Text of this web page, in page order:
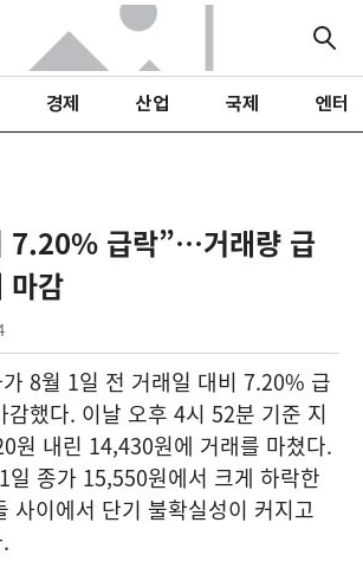
경제 산업 국제 엔터
7.20% 급락”…거래량 급
마감
8월 1일 전 거래일 대비 7.20% 급
감했다. 이날 오후 4시 52분 기준 지
원 내린 14,430원에 거래를 마쳤다.
일 종가 15,550원에서 크게 하락한
사이에서 단기 불확실성이 커지고